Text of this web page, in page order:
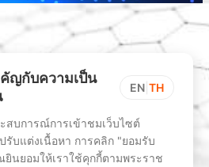
ญกับความเป็น
EN TH
สบการณ์การเข้าชมเว็บไซต์
รับแต่งเนื้อหา การคลิก "ยอมรับ
นยอมให้เราใช้คุกกี้ตามพระราช